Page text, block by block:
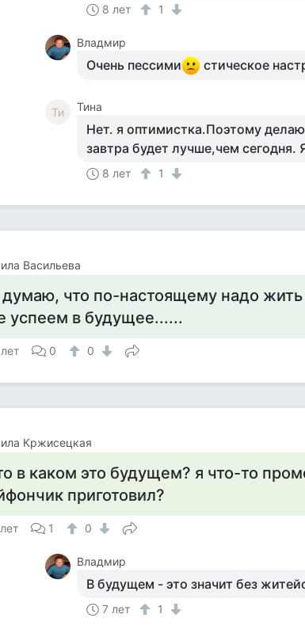
8 лет 1
Владмир
Очень пессими стическое
Ти Тина
Нет. я оптимистка.Поэтому
завтра будет лучше,чем сегодня.
8 лет 1
Васильева
что по-настоящему надо
успеем в будущее......
0 0
Кржисецкая
в каком это будущем? я что-то
приготовил?
1 0
Владмир
В будущем - это значит без
7 лет 1